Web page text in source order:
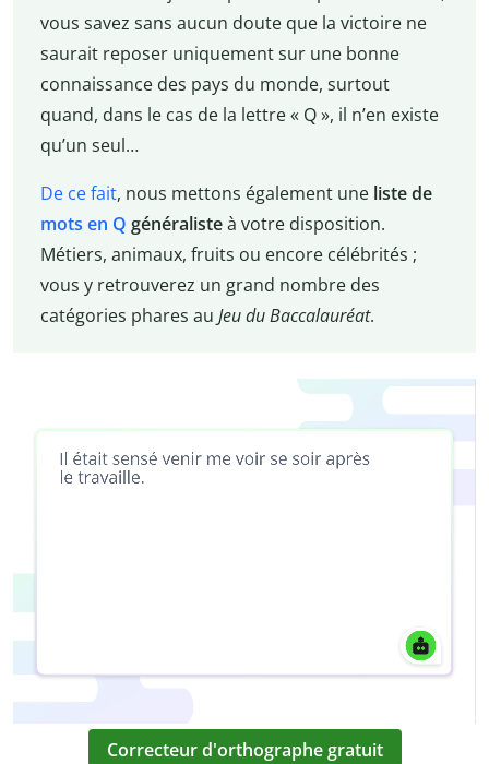
vous savez sans aucun doute que la victoire ne
saurait reposer uniquement sur une bonne
connaissance des pays du monde, surtout
quand, dans le cas de la lettre « Q », il n’en existe
qu’un seul…
De ce fait, nous mettons également une liste de
mots en Q généralisteà votre disposition.
Métiers, animaux, fruits ou encore célébrités ;
vous y retrouverez un grand nombre des
catégories phares au Jeu du Baccalauréat.
Correcteur d'orthographe gratuit